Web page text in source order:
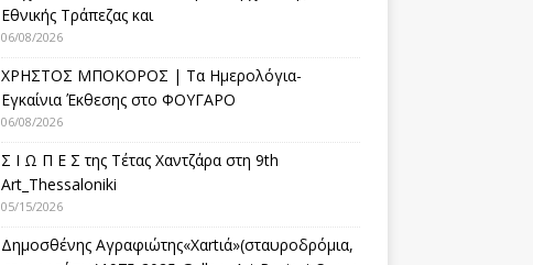
Εθνικής Τράπεζας και
06/08/2026
ΧΡΗΣΤΟΣ ΜΠΟΚΟΡΟΣ | Τα Ημερολόγια-
Εγκαίνια Έκθεσης στο ΦΟΥΓΑΡΟ
06/08/2026
Σ Ι Ω Π Ε Σ της Τέτας Χαντζάρα στη 9th
Art_Thessaloniki
05/15/2026
Δημοσθένης Αγραφιώτης«Xαrtιά»(σταυροδρόμια,